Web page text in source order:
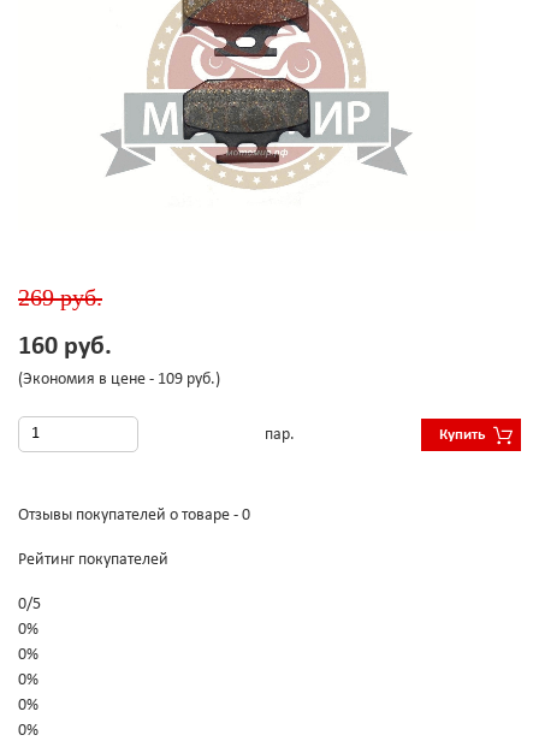
269 руб.
160 руб.
(Экономия в цене - 109 руб.)
пар. Купить
Отзывы покупателей о товаре - 0
Рейтинг покупателей
0/5
0%
0%
0%
0%
0%